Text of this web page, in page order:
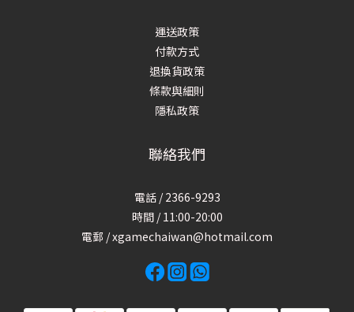
運送政策
付款方式
退換貨政策
條款與細則
隱私政策
聯絡我們
電話 / 2366-9293
時間 / 11:00-20:00
電郵 / xgamechaiwan@hotmail.com